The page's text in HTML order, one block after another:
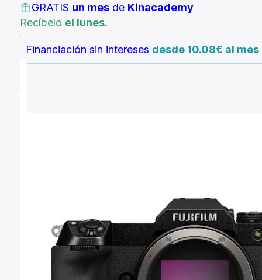
de
desde
181,49 €
GRATIS un mesde Kinacademy
Recíbelo el lunes.
Financiación sin intereses desde 10.08€ al mes